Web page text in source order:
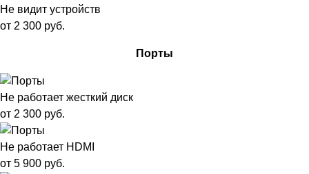
Не видит устройств
от 2 300 руб.
Порты
Не работает жесткий диск
от 2 300 руб.
Не работает HDMI
от 5 900 руб.